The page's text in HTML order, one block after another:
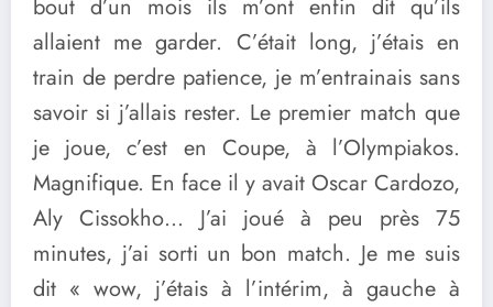
bout d’un mois ils m’ont enfin dit qu’ils
allaient me garder. C’était long, j’étais en
train de perdre patience, je m’entrainais sans
savoir si j’allais rester. Le premier match que
je joue, c’est en Coupe, à l’Olympiakos.
Magnifique. En face il y avait Oscar Cardozo,
Aly Cissokho… J’ai joué à peu près 75
minutes, j’ai sorti un bon match. Je me suis
dit « wow, j’étais à l’intérim, à gauche à